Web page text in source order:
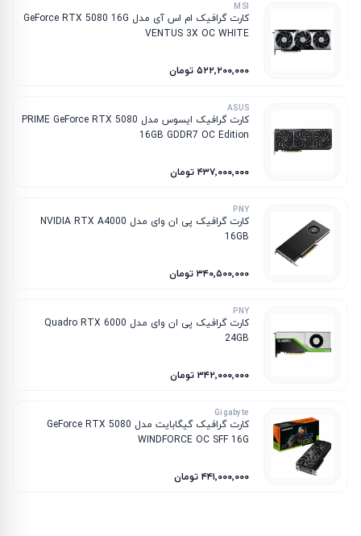
MSI
کارت گرافیک ام‌ اس‌ آی مدل GeForce RTX 5080 16G
VENTUS 3X OC WHITE
۵۲۲٬۲۰۰٬۰۰۰ تومان
ASUS
کارت گرافیک ایسوس مدل PRIME GeForce RTX 5080
16GB GDDR7 OC Edition
۴۳۷٬۰۰۰٬۰۰۰ تومان
PNY
کارت گرافیک پی ان وای مدل NVIDIA RTX A4000
16GB
۳۴۰٬۵۰۰٬۰۰۰ تومان
PNY
کارت گرافیک پی ان وای مدل Quadro RTX 6000
24GB
۳۴۲٬۰۰۰٬۰۰۰ تومان
Gigabyte
کارت گرافیک گیگابایت مدل GeForce RTX 5080
WINDFORCE OC SFF 16G
۴۴۱٬۰۰۰٬۰۰۰ تومان